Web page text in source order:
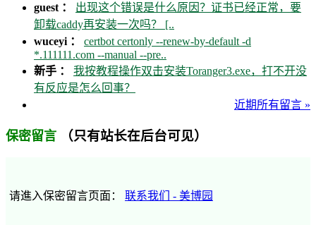
guest ： 出现这个错误是什么原因？证书已经正常，要
卸载caddy再安装一次吗？ [..
wuceyi ： certbot certonly --renew-by-default -d
*.111111.com --manual --pre..
新手 ： 我按教程操作双击安装Toranger3.exe，打不开没
有反应是怎么回事？
近期所有留言 »
保密留言 （只有站长在后台可见）
请進入保密留言页面： 联系我们 - 美博园